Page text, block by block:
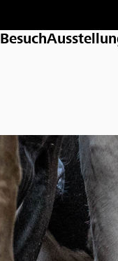
Besuch